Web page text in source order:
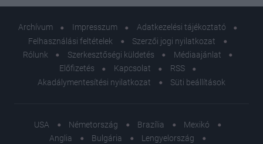
Archívum Impresszum
Adatkezelési tájékoztató
Felhasználási feltételek
Szerzői jogi nyilatkozat
Rólunk
Szerkesztőségi küldetés
Médiaajánlat
Előfizetés
Kapcsolat
RSS
Akadálymentesítési nyilatkozat
Süti beállítások
USA Németország Brazília
Mexikó
Anglia
Bulgária
Lengyelország